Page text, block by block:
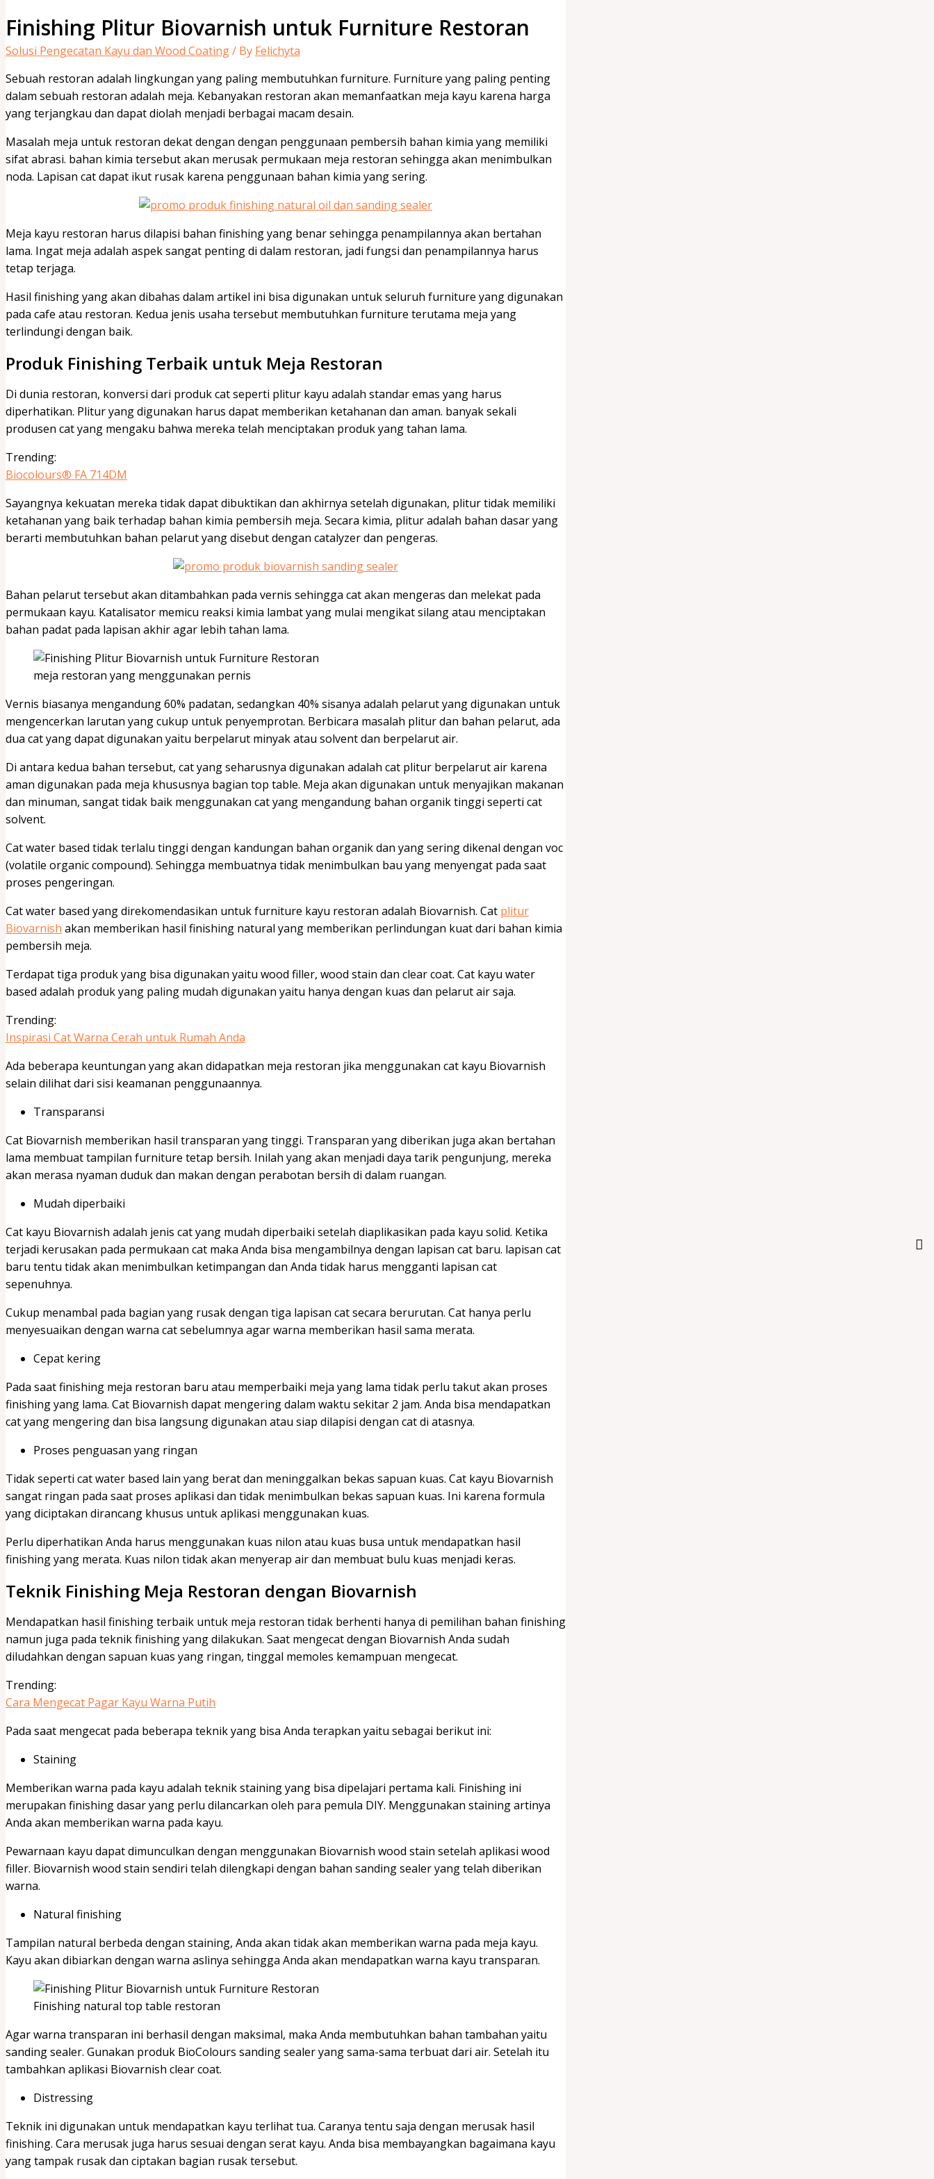
Finishing Plitur Biovarnish untuk Furniture Restoran
Solusi Pengecatan Kayu dan Wood Coating/ By Felichyta
Sebuah restoran adalah lingkungan yang paling membutuhkan furniture. Furniture yang paling penting
dalam sebuah restoran adalah meja. Kebanyakan restoran akan memanfaatkan meja kayu karena harga
yang terjangkau dan dapat diolah menjadi berbagai macam desain.
Masalah meja untuk restoran dekat dengan dengan penggunaan pembersih bahan kimia yang memiliki
sifat abrasi. bahan kimia tersebut akan merusak permukaan meja restoran sehingga akan menimbulkan
noda. Lapisan cat dapat ikut rusak karena penggunaan bahan kimia yang sering.
Meja kayu restoran harus dilapisi bahan finishing yang benar sehingga penampilannya akan bertahan
lama. Ingat meja adalah aspek sangat penting di dalam restoran, jadi fungsi dan penampilannya harus
tetap terjaga.
Hasil finishing yang akan dibahas dalam artikel ini bisa digunakan untuk seluruh furniture yang digunakan
pada cafe atau restoran. Kedua jenis usaha tersebut membutuhkan furniture terutama meja yang
terlindungi dengan baik.
Produk Finishing Terbaik untuk Meja Restoran
Di dunia restoran, konversi dari produk cat seperti plitur kayu adalah standar emas yang harus
diperhatikan. Plitur yang digunakan harus dapat memberikan ketahanan dan aman. banyak sekali
produsen cat yang mengaku bahwa mereka telah menciptakan produk yang tahan lama.
Trending:
Biocolours® FA 714DM
Sayangnya kekuatan mereka tidak dapat dibuktikan dan akhirnya setelah digunakan, plitur tidak memiliki
ketahanan yang baik terhadap bahan kimia pembersih meja. Secara kimia, plitur adalah bahan dasar yang
berarti membutuhkan bahan pelarut yang disebut dengan catalyzer dan pengeras.
Bahan pelarut tersebut akan ditambahkan pada vernis sehingga cat akan mengeras dan melekat pada
permukaan kayu. Katalisator memicu reaksi kimia lambat yang mulai mengikat silang atau menciptakan
bahan padat pada lapisan akhir agar lebih tahan lama.
meja restoran yang menggunakan pernis
Vernis biasanya mengandung 60% padatan, sedangkan 40% sisanya adalah pelarut yang digunakan untuk
mengencerkan larutan yang cukup untuk penyemprotan. Berbicara masalah plitur dan bahan pelarut, ada
dua cat yang dapat digunakan yaitu berpelarut minyak atau solvent dan berpelarut air.
Di antara kedua bahan tersebut, cat yang seharusnya digunakan adalah cat plitur berpelarut air karena
aman digunakan pada meja khususnya bagian top table. Meja akan digunakan untuk menyajikan makanan
dan minuman, sangat tidak baik menggunakan cat yang mengandung bahan organik tinggi seperti cat
solvent.
Cat water based tidak terlalu tinggi dengan kandungan bahan organik dan yang sering dikenal dengan voc
(volatile organic compound). Sehingga membuatnya tidak menimbulkan bau yang menyengat pada saat
proses pengeringan.
Cat water based yang direkomendasikan untuk furniture kayu restoran adalah Biovarnish. Cat plitur
Biovarnish akan memberikan hasil finishing natural yang memberikan perlindungan kuat dari bahan kimia
pembersih meja.
Terdapat tiga produk yang bisa digunakan yaitu wood filler, wood stain dan clear coat. Cat kayu water
based adalah produk yang paling mudah digunakan yaitu hanya dengan kuas dan pelarut air saja.
Trending:
Inspirasi Cat Warna Cerah untuk Rumah Anda
Ada beberapa keuntungan yang akan didapatkan meja restoran jika menggunakan cat kayu Biovarnish
selain dilihat dari sisi keamanan penggunaannya.
Transparansi
Cat Biovarnish memberikan hasil transparan yang tinggi. Transparan yang diberikan juga akan bertahan
lama membuat tampilan furniture tetap bersih. Inilah yang akan menjadi daya tarik pengunjung, mereka
akan merasa nyaman duduk dan makan dengan perabotan bersih di dalam ruangan.
Mudah diperbaiki
Cat kayu Biovarnish adalah jenis cat yang mudah diperbaiki setelah diaplikasikan pada kayu solid. Ketika
terjadi kerusakan pada permukaan cat maka Anda bisa mengambilnya dengan lapisan cat baru. lapisan cat
baru tentu tidak akan menimbulkan ketimpangan dan Anda tidak harus mengganti lapisan cat
sepenuhnya.
Cukup menambal pada bagian yang rusak dengan tiga lapisan cat secara berurutan. Cat hanya perlu
menyesuaikan dengan warna cat sebelumnya agar warna memberikan hasil sama merata.
Cepat kering
Pada saat finishing meja restoran baru atau memperbaiki meja yang lama tidak perlu takut akan proses
finishing yang lama. Cat Biovarnish dapat mengering dalam waktu sekitar 2 jam. Anda bisa mendapatkan
cat yang mengering dan bisa langsung digunakan atau siap dilapisi dengan cat di atasnya.
Proses penguasan yang ringan
Tidak seperti cat water based lain yang berat dan meninggalkan bekas sapuan kuas. Cat kayu Biovarnish
sangat ringan pada saat proses aplikasi dan tidak menimbulkan bekas sapuan kuas. Ini karena formula
yang diciptakan dirancang khusus untuk aplikasi menggunakan kuas.
Perlu diperhatikan Anda harus menggunakan kuas nilon atau kuas busa untuk mendapatkan hasil
finishing yang merata. Kuas nilon tidak akan menyerap air dan membuat bulu kuas menjadi keras.
Teknik Finishing Meja Restoran dengan Biovarnish
Mendapatkan hasil finishing terbaik untuk meja restoran tidak berhenti hanya di pemilihan bahan finishing
namun juga pada teknik finishing yang dilakukan. Saat mengecat dengan Biovarnish Anda sudah
diludahkan dengan sapuan kuas yang ringan, tinggal memoles kemampuan mengecat.
Trending:
Cara Mengecat Pagar Kayu Warna Putih
Pada saat mengecat pada beberapa teknik yang bisa Anda terapkan yaitu sebagai berikut ini:
Staining
Memberikan warna pada kayu adalah teknik staining yang bisa dipelajari pertama kali. Finishing ini
merupakan finishing dasar yang perlu dilancarkan oleh para pemula DIY. Menggunakan staining artinya
Anda akan memberikan warna pada kayu.
Pewarnaan kayu dapat dimunculkan dengan menggunakan Biovarnish wood stain setelah aplikasi wood
filler. Biovarnish wood stain sendiri telah dilengkapi dengan bahan sanding sealer yang telah diberikan
warna.
Natural finishing
Tampilan natural berbeda dengan staining, Anda akan tidak akan memberikan warna pada meja kayu.
Kayu akan dibiarkan dengan warna aslinya sehingga Anda akan mendapatkan warna kayu transparan.
Finishing natural top table restoran
Agar warna transparan ini berhasil dengan maksimal, maka Anda membutuhkan bahan tambahan yaitu
sanding sealer. Gunakan produk BioColours sanding sealer yang sama-sama terbuat dari air. Setelah itu
tambahkan aplikasi Biovarnish clear coat.
Distressing
Teknik ini digunakan untuk mendapatkan kayu terlihat tua. Caranya tentu saja dengan merusak hasil
finishing. Cara merusak juga harus sesuai dengan serat kayu. Anda bisa membayangkan bagaimana kayu
yang tampak rusak dan ciptakan bagian rusak tersebut.